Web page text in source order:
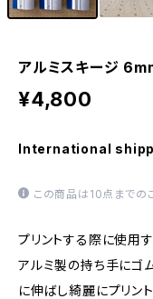
アルミスキージ
¥4,800
International
この商品は10点までの
プリントする際に使用
アルミ製の持ち手にゴ
に伸ばし綺麗にプリント